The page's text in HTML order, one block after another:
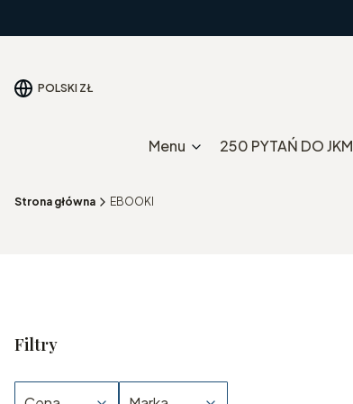
POLSKI ZŁ
Menu 250 PYTAŃ DO JKM
Strona główna EBOOKI
Filtry